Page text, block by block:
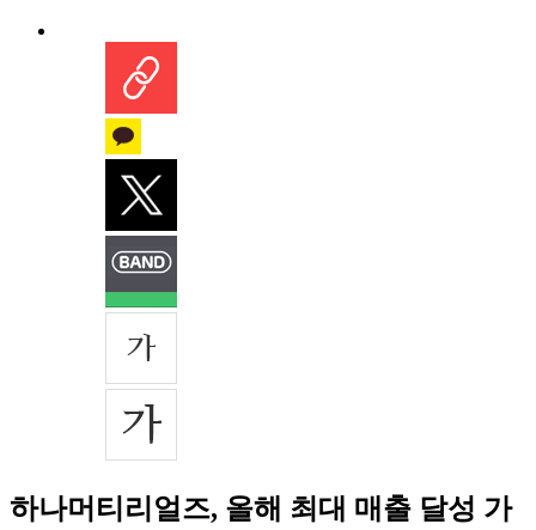
하나머티리얼즈, 올해 최대 매출 달성 가